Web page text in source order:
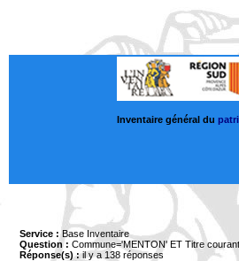
Inventaire général du
Service : Base Inventaire
Question : Commune='MENTON' ET Titre
Réponse(s) :il y a 138 réponses